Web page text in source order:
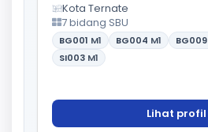
Kota Ternate
7 bidang SBU
BG001 M1 BG004 M1 BG009
SI003 M1
Lihat profil